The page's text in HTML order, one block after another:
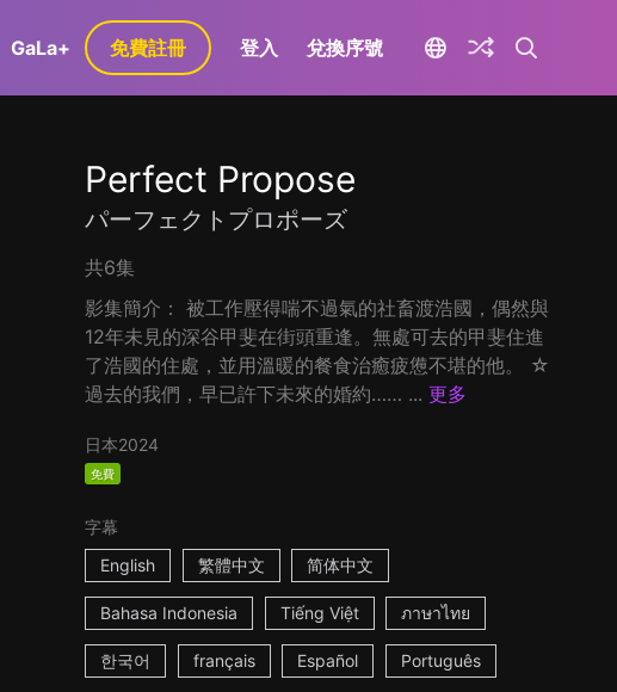
GaLa+ 免費註冊 登入 兌換序號
Perfect Propose
パーフェクトプロポーズ
共6集
影集簡介： 被工作壓得喘不過氣的社畜渡浩國，偶然與
12年未見的深谷甲斐在街頭重逢。無處可去的甲斐住進
了浩國的住處，並用溫暖的餐食治癒疲憊不堪的他。 ☆
過去的我們，早已許下未來的婚約…… ... 更多
日本2024
免費
字幕
English
繁體中文 简体中文
Bahasa Indonesia Tiếng Việt ภาษาไทย
한국어 français Español Português